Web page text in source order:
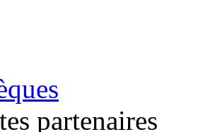
partenaires